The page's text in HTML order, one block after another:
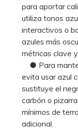
para aportar
utiliza tonos
interactivos o
azules más
métricas clave
● Para
evita usar azul
sustituye el
carbón o
mínimos de
adicional.